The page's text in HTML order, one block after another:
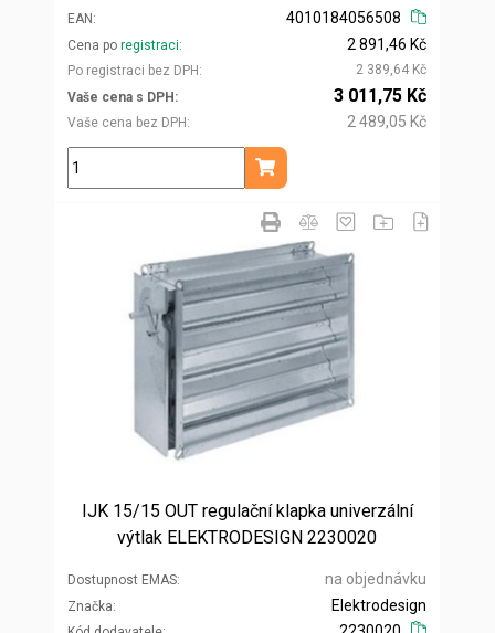
EAN
4010184056508
Cena po registraci
Po registraci bez DPH
2 891,46 Kč
2 389,64 Kč
Vaše cena s DPH
Vaše cena bez DPH
3 011,75 Kč
2 489,05 Kč
ks
Přidat do košíku
IJK 15/15 OUT regulační klapka univerzální
výtlak ELEKTRODESIGN 2230020
Dostupnost EMAS na objednávku
Značka
Elektrodesign